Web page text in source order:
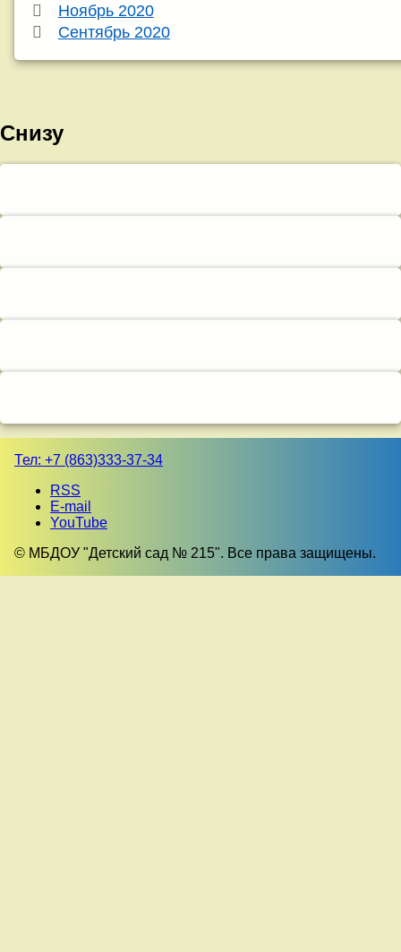
Ноябрь 2020
Сентябрь 2020
Снизу
Тел: +7 (863)333-37-34
RSS
E-mail
YouTube
© МБДОУ "Детский сад № 215". Все права защищены.